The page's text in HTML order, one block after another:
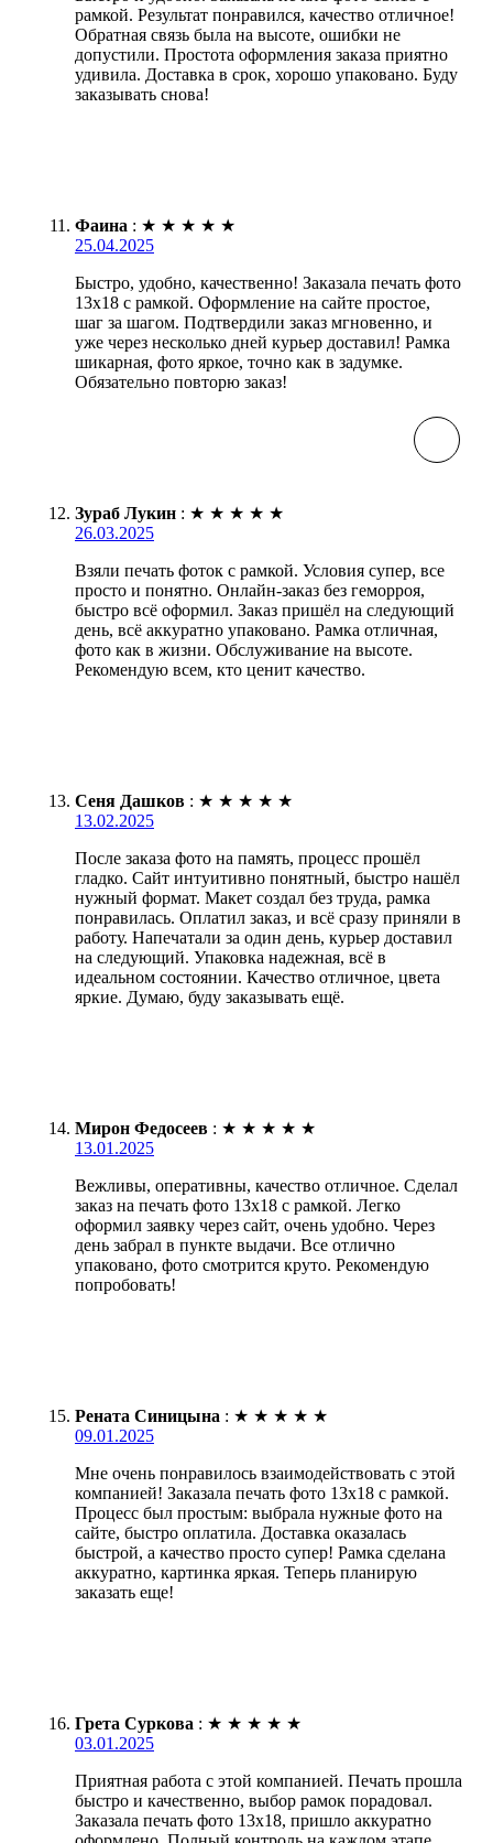
рамкой. Результат понравился, качество отличное!
Обратная связь была на высоте, ошибки не
допустили. Простота оформления заказа приятно
удивила. Доставка в срок, хорошо упаковано. Буду
заказывать снова!
Фаина : ★ ★ ★ ★ ★
25.04.2025
Быстро, удобно, качественно! Заказала печать фото
13х18 с рамкой. Оформление на сайте простое,
шаг за шагом. Подтвердили заказ мгновенно, и
уже через несколько дней курьер доставил! Рамка
шикарная, фото яркое, точно как в задумке.
Обязательно повторю заказ!
Зураб Лукин : ★ ★ ★ ★ ★
26.03.2025
Взяли печать фоток с рамкой. Условия супер, все
просто и понятно. Онлайн-заказ без геморроя,
быстро всё оформил. Заказ пришёл на следующий
день, всё аккуратно упаковано. Рамка отличная,
фото как в жизни. Обслуживание на высоте.
Рекомендую всем, кто ценит качество.
Сеня Дашков : ★ ★ ★ ★ ★
13.02.2025
После заказа фото на память, процесс прошёл
гладко. Сайт интуитивно понятный, быстро нашёл
нужный формат. Макет создал без труда, рамка
понравилась. Оплатил заказ, и всё сразу приняли в
работу. Напечатали за один день, курьер доставил
на следующий. Упаковка надежная, всё в
идеальном состоянии. Качество отличное, цвета
яркие. Думаю, буду заказывать ещё.
Мирон Федосеев : ★ ★ ★ ★ ★
13.01.2025
Вежливы, оперативны, качество отличное. Сделал
заказ на печать фото 13х18 с рамкой. Легко
оформил заявку через сайт, очень удобно. Через
день забрал в пункте выдачи. Все отлично
упаковано, фото смотрится круто. Рекомендую
попробовать!
Рената Синицына : ★ ★ ★ ★ ★
09.01.2025
Мне очень понравилось взаимодействовать с этой
компанией! Заказала печать фото 13х18 с рамкой.
Процесс был простым: выбрала нужные фото на
сайте, быстро оплатила. Доставка оказалась
быстрой, а качество просто супер! Рамка сделана
аккуратно, картинка яркая. Теперь планирую
заказать еще!
Грета Суркова : ★ ★ ★ ★ ★
03.01.2025
Приятная работа с этой компанией. Печать прошла
быстро и качественно, выбор рамок порадовал.
Заказала печать фото 13х18, пришло аккуратно